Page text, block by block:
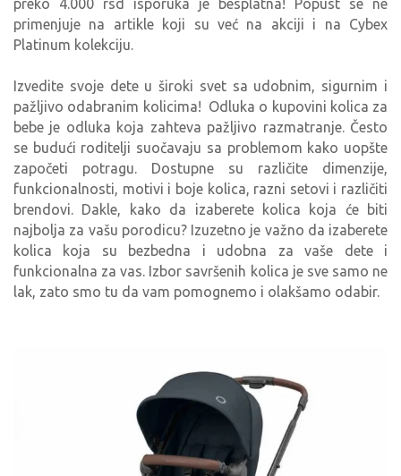
preko 4.000 rsd isporuka je besplatna! Popust se ne
primenjuje na artikle koji su već na akciji i na Cybex
Platinum kolekciju.
Izvedite svoje dete u široki svet sa udobnim, sigurnim i
pažljivo odabranim kolicima! Odluka o kupovini kolica za
bebe je odluka koja zahteva pažljivo razmatranje. Često
se budući roditelji suočavaju sa problemom kako uopšte
započeti potragu. Dostupne su različite dimenzije,
funkcionalnosti, motivi i boje kolica, razni setovi i različiti
brendovi. Dakle, kako da izaberete kolica koja će biti
najbolja za vašu porodicu? Izuzetno je važno da izaberete
kolica koja su bezbedna i udobna za vaše dete i
funkcionalna za vas. Izbor savršenih kolica je sve samo ne
lak, zato smo tu da vam pomognemo i olakšamo odabir.